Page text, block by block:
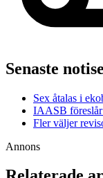
Senaste
Sex åtalas i
IAASB föreslår
Fler väljer
Annons